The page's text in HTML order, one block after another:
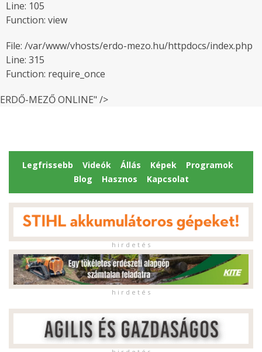
Line: 105
Function: view
File: /var/www/vhosts/erdo-mezo.hu/httpdocs/index.php
Line: 315
Function: require_once
ERDŐ-MEZŐ ONLINE" />
Legfrissebb Videók Állás Képek
Programok
Blog
Hasznos Kapcsolat
h i r d e t é s
h i r d e t é s